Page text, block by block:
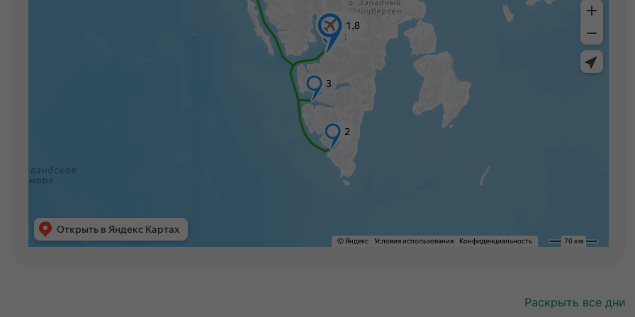
Раскрыть все дни